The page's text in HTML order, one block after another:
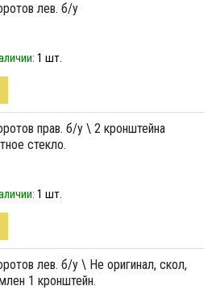
лев. б/у
1 шт.
стекло.
1 шт.
1 кронштейн.